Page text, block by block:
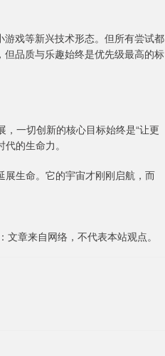
戏等新兴技术形态。但所有尝试都
品质与乐趣始终是优先级最高的标
，一切创新的核心目标始终是“让更
的生命力。
生命。它的宇宙才刚刚启航，而
文章来自网络，不代表本站观点。